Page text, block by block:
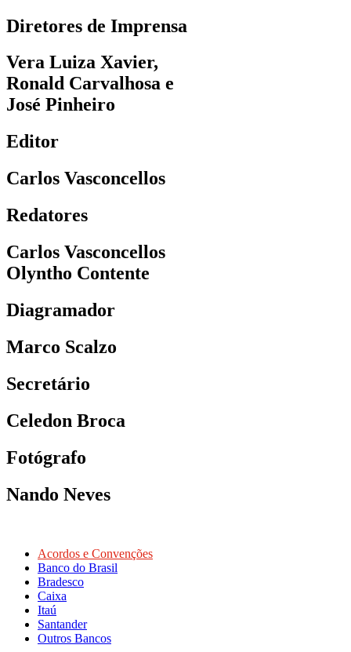
Diretores de Imprensa
Vera Luiza Xavier,
Ronald Carvalhosa e
José Pinheiro
Editor
Carlos Vasconcellos
Redatores
Carlos Vasconcellos
Olyntho Contente
Diagramador
Marco Scalzo
Secretário
Celedon Broca
Fotógrafo
Nando Neves
Acordos e Convenções
Banco do Brasil
Bradesco
Caixa
Itaú
Santander
Outros Bancos